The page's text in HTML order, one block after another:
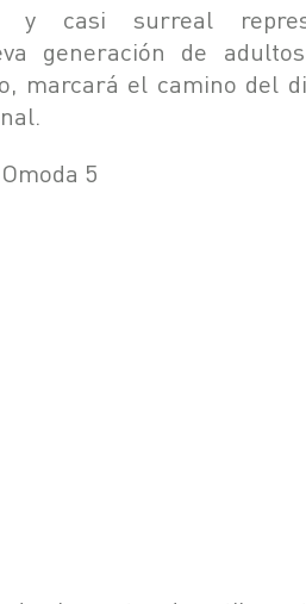
y casi surreal
generación de
marcará el camino del